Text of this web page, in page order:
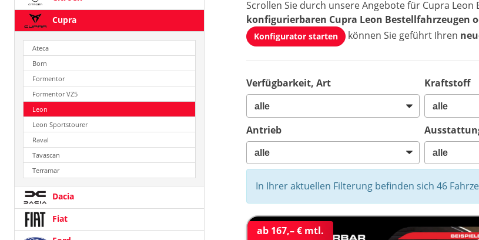
Scrollen Sie durch unsere Angebote für Cupra
konfigurierbaren Cupra Leon Bestellfahrzeugen
Konfigurator starten können Sie geführt Ihren
Verfügbarkeit, Art Kraftstoff
Antrieb
In Ihrer aktuellen Filterung befinden sich46
ab 167,– € mtl.
Cupra
Ateca
Born
Formentor
Formentor VZ5
Leon
Leon Sportstourer
Raval
Tavascan
Terramar
Dacia
Fiat